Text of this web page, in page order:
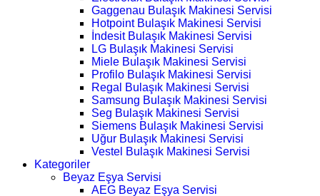
Gaggenau Bulaşık Makinesi Servisi
Hotpoint Bulaşık Makinesi Servisi
İndesit Bulaşık Makinesi Servisi
LG Bulaşık Makinesi Servisi
Miele Bulaşık Makinesi Servisi
Profilo Bulaşık Makinesi Servisi
Regal Bulaşık Makinesi Servisi
Samsung Bulaşık Makinesi Servisi
Seg Bulaşık Makinesi Servisi
Siemens Bulaşık Makinesi Servisi
Uğur Bulaşık Makinesi Servisi
Vestel Bulaşık Makinesi Servisi
Kategoriler
Beyaz Eşya Servisi
AEG Beyaz Eşya Servisi